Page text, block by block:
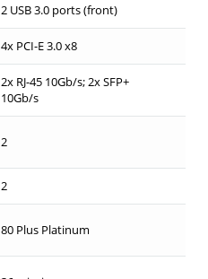
2 USB 3.0 ports (front)
4x PCI-E 3.0 x8
2x RJ-45 10Gb/s; 2x SFP+
10Gb/s
2
2
80 Plus Platinum